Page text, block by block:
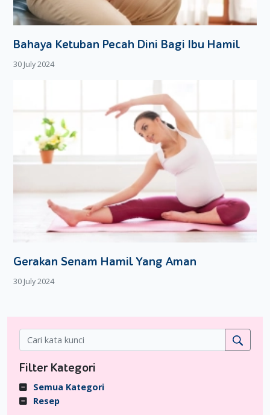
Bahaya Ketuban Pecah Dini Bagi Ibu Hamil
30 July 2024
Gerakan Senam Hamil Yang Aman
30 July 2024
Filter Kategori
Semua Kategori
Resep